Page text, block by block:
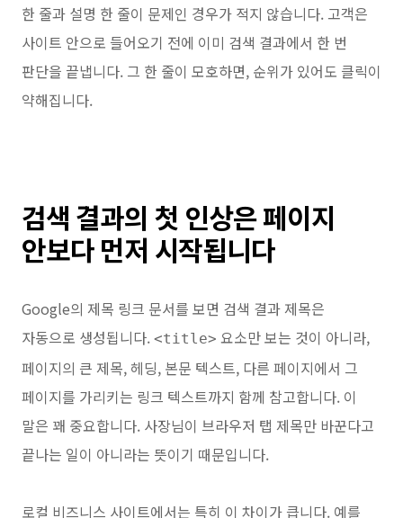
한 줄과 설명 한 줄이 문제인 경우가 적지 않습니다. 고객은
사이트 안으로 들어오기 전에 이미 검색 결과에서 한 번
판단을 끝냅니다. 그 한 줄이 모호하면, 순위가 있어도 클릭이
약해집니다.
검색 결과의 첫 인상은 페이지
안보다 먼저 시작됩니다
Google의 제목 링크 문서를 보면 검색 결과 제목은
자동으로 생성됩니다. <title> 요소만 보는 것이 아니라,
페이지의 큰 제목, 헤딩, 본문 텍스트, 다른 페이지에서 그
페이지를 가리키는 링크 텍스트까지 함께 참고합니다. 이
말은 꽤 중요합니다. 사장님이 브라우저 탭 제목만 바꾼다고
끝나는 일이 아니라는 뜻이기 때문입니다.
로컬 비즈니스 사이트에서는 특히 이 차이가 큽니다. 예를